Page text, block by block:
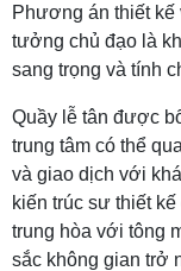
Phương án thiết kế
tưởng chủ đạo là
sang trọng và tính
Quầy lễ tân được
trung tâm có thể
và giao dịch với
kiến trúc sư thiết
trung hòa với tông
sắc không gian trở